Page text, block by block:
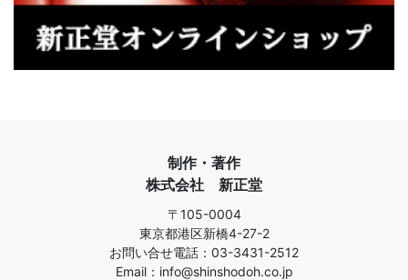
制作・著作
株式会社 新正堂
〒105-0004
東京都港区新橋4-27-2
お問い合せ電話：03-3431-2512
Email：info@shinshodoh.co.jp